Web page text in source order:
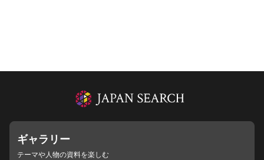
ギャラリー
テーマや人物の資料を楽しむ